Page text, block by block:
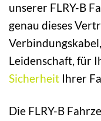
unserer FLRY-B
genau dieses
Leidenschaft, für
Sicherheit Ihrer
Die FLRY-B